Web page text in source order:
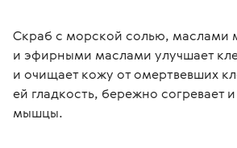
Скраб с морской солью, маслами
и эфирными маслами улучшает
и очищает кожу от омертвевших
ей гладкость, бережно согревает
мышцы.